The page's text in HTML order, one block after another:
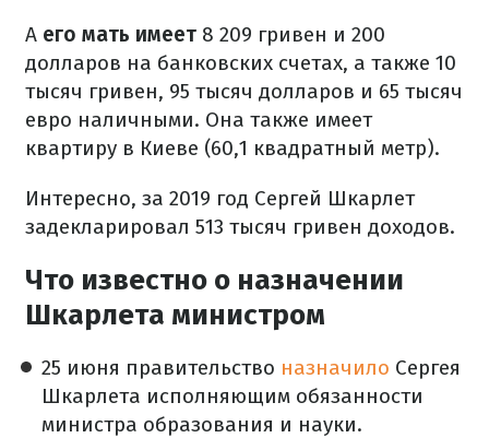
А его мать имеет 8 209 гривен и 200
долларов на банковских счетах, а также 10
тысяч гривен, 95 тысяч долларов и 65 тысяч
евро наличными. Она также имеет
квартиру в Киеве (60,1 квадратный метр).
Интересно, за 2019 год Сергей Шкарлет
задекларировал 513 тысяч гривен доходов.
Что известно о назначении
Шкарлета министром
25 июня правительство назначило Сергея
Шкарлета исполняющим обязанности
министра образования и науки.